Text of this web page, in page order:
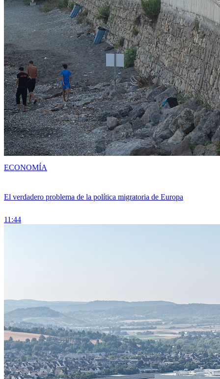
El verdadero problema de la política migratoria de Europa
11:44
ECONOMÍA